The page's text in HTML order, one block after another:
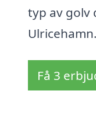
typ av golv
Ulricehamn.
Få 3